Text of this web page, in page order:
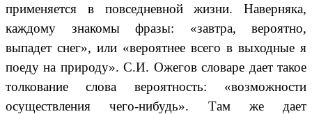
применяется в повседневной жизни. Наверняка,
каждому знакомы фразы: «завтра, вероятно,
выпадет снег», или «вероятнее всего в выходные я
поеду на природу».С.И. Ожегов словаре дает такое
толкование слова вероятность: «возможности
осуществления чего-нибудь». Там же дает